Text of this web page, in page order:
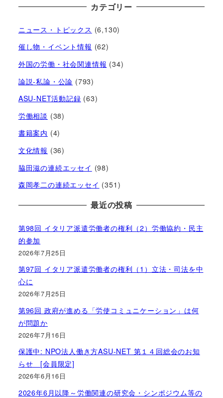
カテゴリー
ニュース・トピックス (6,130)
催し物・イベント情報 (62)
外国の労働・社会関連情報 (34)
論説-私論・公論 (793)
ASU-NET活動記録 (63)
労働相談 (38)
書籍案内 (4)
文化情報 (36)
脇田滋の連続エッセイ (98)
森岡孝二の連続エッセイ (351)
最近の投稿
第98回 イタリア派遣労働者の権利（2）労働協約・民主
的参加
2026年7月25日
第97回 イタリア派遣労働者の権利（1）立法・司法を中
心に
2026年7月25日
第96回 政府が進める「労使コミュニケーション」は何
が問題か
2026年7月16日
保護中: NPO法人働き方ASU-NET 第１４回総会のお知
らせ [会員限定]
2026年6月16日
2026年6月以降～労働関連の研究会・シンポジウム等の